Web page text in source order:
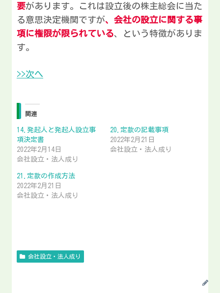
要があります。これは設立後の株主総会に当た
る意思決定機関ですが、会社の設立に関する事
項に権限が限られている、という特徴がありま
す。
>>次へ
関連
14.発起人と発起人設立事
項決定書
2022年2月14日
会社設立・法人成り
20.定款の記載事項
2022年2月21日
会社設立・法人成り
21.定款の作成方法
2022年2月21日
会社設立・法人成り
会社設立・法人成り